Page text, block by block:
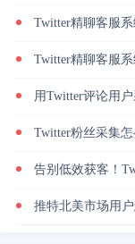
Twitter精聊客服
Twitter精聊客服
用Twitter评论用
Twitter粉丝采集
告别低效获客！
推特北美市场用